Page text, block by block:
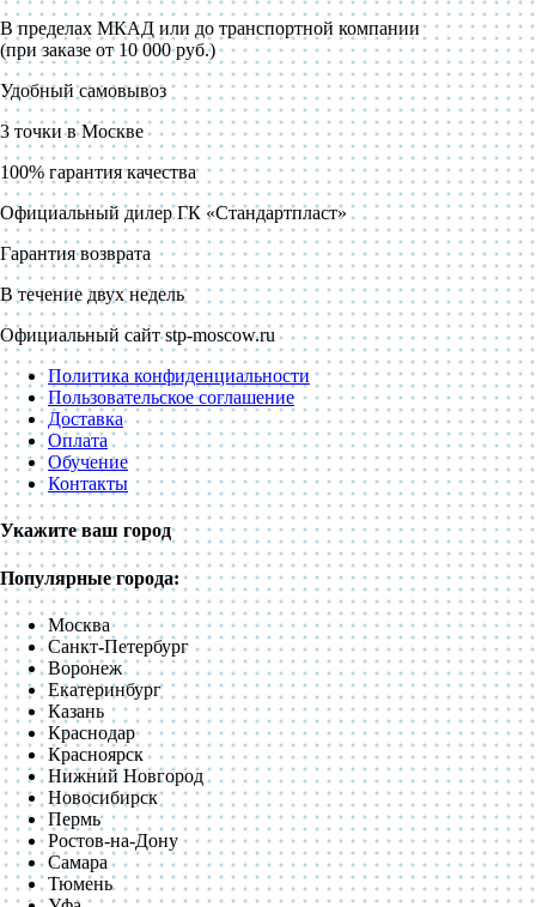
В пределах МКАД или до транспортной компании
(при заказе от 10 000 руб.)
Удобный самовывоз
3 точки в Москве
100% гарантия качества
Официальный дилер ГК «Стандартпласт»
Гарантия возврата
В течение двух недель
Официальный сайт stp-moscow.ru
Политика конфиденциальности
Пользовательское соглашение
Доставка
Оплата
Обучение
Контакты
Укажите ваш город
Популярные города:
Москва
Санкт-Петербург
Воронеж
Екатеринбург
Казань
Краснодар
Красноярск
Нижний Новгород
Новосибирск
Пермь
Ростов-на-Дону
Самара
Тюмень